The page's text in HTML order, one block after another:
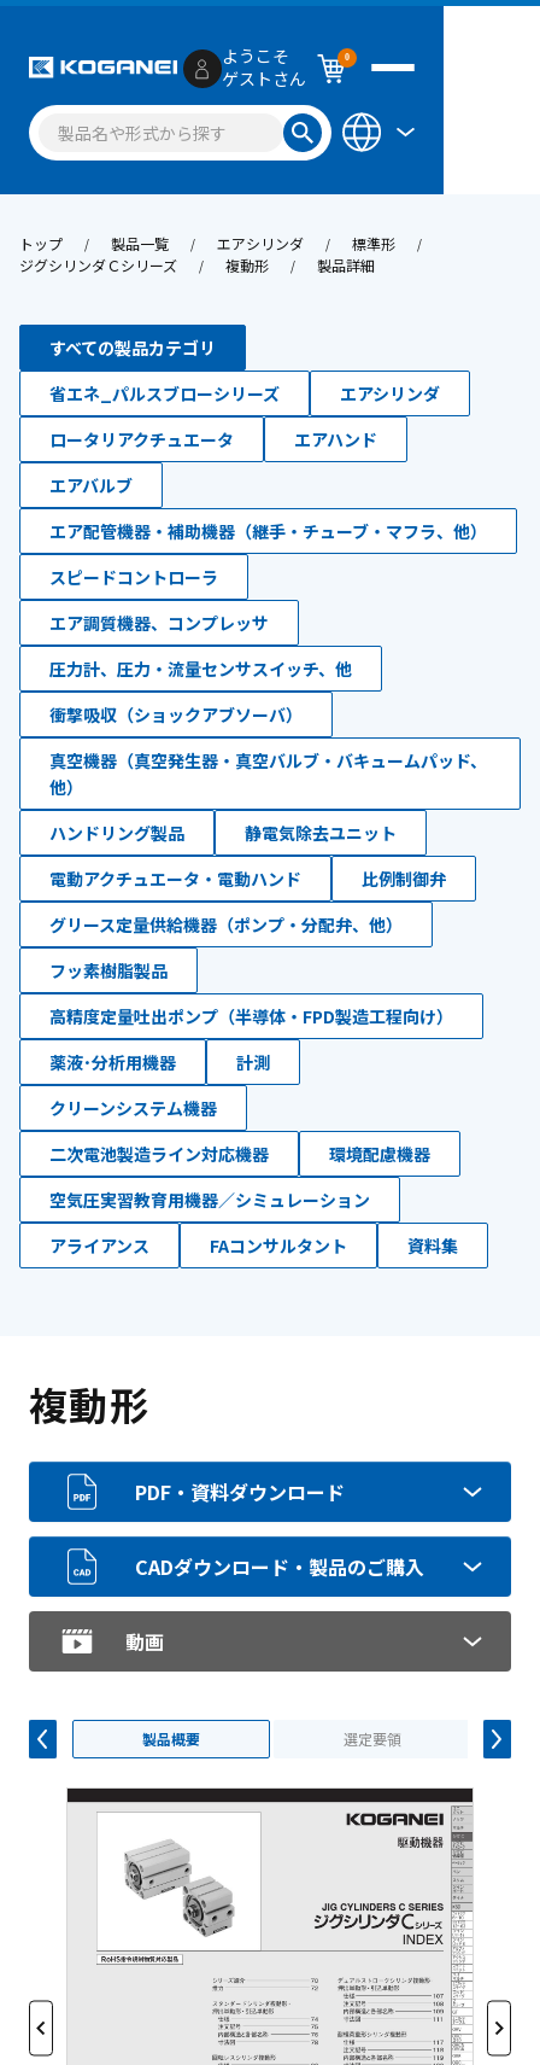
ようこそ
ゲストさん
0
トップ 製品一覧 エアシリンダ
標準形
ジグシリンダＣシリーズ
複動形 製品詳細
すべての製品カテゴリ
省エネ_パルスブローシリーズ
エアシリンダ
ロータリアクチュエータ
エアハンド
エアバルブ
エア配管機器・補助機器（継手・チューブ・マフラ、他）
スピードコントローラ
エア調質機器、コンプレッサ
圧力計、圧力・流量センサスイッチ、他
衝撃吸収（ショックアブソーバ）
真空機器（真空発生器・真空バルブ・バキュームパッド、
他）
ハンドリング製品
静電気除去ユニット
電動アクチュエータ・電動ハンド
比例制御弁
グリース定量供給機器（ポンプ・分配弁、他）
フッ素樹脂製品
高精度定量吐出ポンプ（半導体・FPD製造工程向け）
薬液･分析用機器
計測
クリーンシステム機器
二次電池製造ライン対応機器
環境配慮機器
空気圧実習教育用機器／シミュレーション
アライアンス
FAコンサルタント 資料集
複動形
PDF・資料ダウンロード
CADダウンロード・製品のご購入
動画
製品概要 選定要領